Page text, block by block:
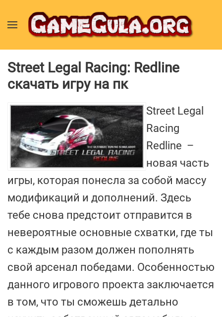
Street Legal Racing: Redline
скачать игру на пк
Street Legal
Racing
Redline –
новая часть
игры, которая понесла за собой массу
модификаций и дополнений. Здесь
тебе снова предстоит отправится в
невероятные основные схватки, где ты
с каждым разом должен пополнять
свой арсенал победами. Особенностью
данного игрового проекта заключается
в том, что ты сможешь детально